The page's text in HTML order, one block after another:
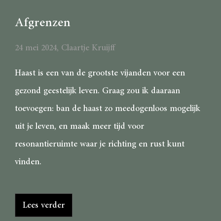
Afgrenzen
24 mei 2024, Claartje Kruijff
Haast is een van de grootste vijanden voor een
gezond geestelijk leven. Graag zou ik daaraan
toevoegen: ban de haast zo meedogenloos mogelijk
uit je leven, en maak meer tijd voor
resonantieruimte waar je richting en rust kunt
vinden.
Lees verder